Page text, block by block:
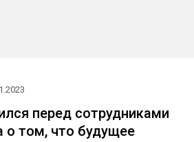
перед сотрудниками
о том, что будущее